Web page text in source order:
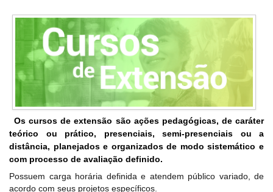
Os cursos de extensão são ações pedagógicas, de caráter
teórico ou prático, presenciais, semi-presenciais ou a
distância, planejados e organizados de modo sistemático e
com processo de avaliação definido.
Possuem carga horária definida e atendem público variado, de
acordo com seus projetos específicos.